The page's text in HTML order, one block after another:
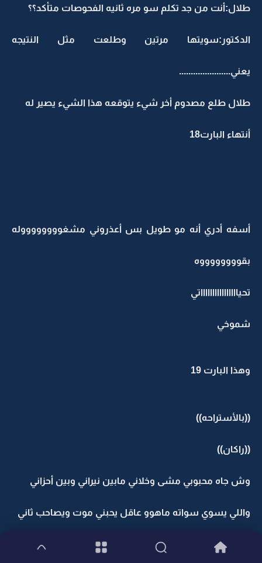
طلال:أنت من جد تكلم سو مره ثانيه الفحوصات متأكد؟؟
الدكتور:سويتها مرتين وطلعت مثل النتيجه
يعني......................
طلال طلع مصدوم أخر شيء يتوقعه هذا الشيء يصير له
أنتهاء البارت18
أسفه أدري أنه مو طويل بس أعذروني مشغووووووووله
بقووووووووه
تحيااااااااااااااااتي
شموخي
وهذا البارت 19
((بالأستراحه))
((راكان))
وش جاه محبوبي مشى وخلاني مابين نيراني وبين أحزاني
واللي يسوي سواته ماهوو عاقل يحبني موت ويصاحب ثاني
مـــــــــــــــــحــــــــــــبـوبي مـــــــــــشى وخـــــلانـــــــــي